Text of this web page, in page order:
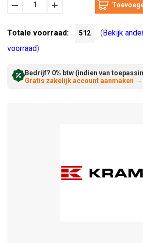
HoeveelheidHoeveelheid
Totale voorraad: 512 ( Bekijk
voorraad)
Bedrijf? 0% btw (indien van
Gratis zakelijk account aanmaken →